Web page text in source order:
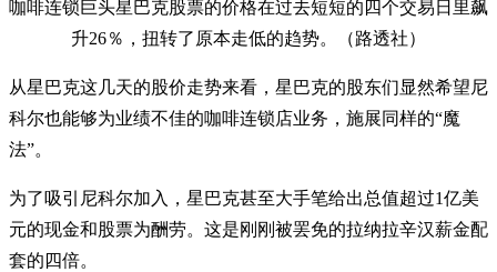
咖啡连锁巨头星巴克股票的价格在过去短短的四个交易日里飙
升26％，扭转了原本走低的趋势。（路透社）
从星巴克这几天的股价走势来看，星巴克的股东们显然希望尼
科尔也能够为业绩不佳的咖啡连锁店业务，施展同样的“魔
法”。
为了吸引尼科尔加入，星巴克甚至大手笔给出总值超过1亿美
元的现金和股票为酬劳。这是刚刚被罢免的拉纳拉辛汉薪金配
套的四倍。